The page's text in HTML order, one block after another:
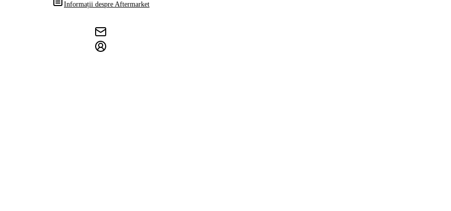
Informații despre Aftermarket